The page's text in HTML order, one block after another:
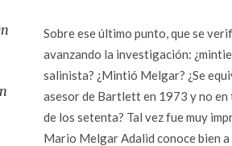
Sobre ese último punto, que se
avanzando la investigación:
salinista? ¿Mintió Melgar? ¿Se
asesor de Bartlett en 1973 y no en
de los setenta? Tal vez fue muy
Mario Melgar Adalid conoce bien a